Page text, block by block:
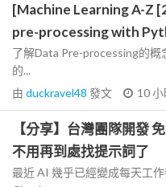
[Machine Learning A-Z
pre-processing with
了解Data Pre-processing的
的...
由 duckravel48 發文 10
【分享】台灣團隊開發
不用再到處找提示詞了
最近 AI 幾乎已經變成每天工